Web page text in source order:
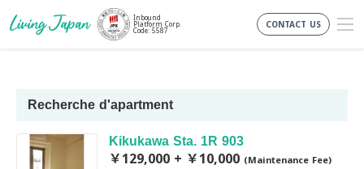
Inbound
Platform Corp.
Code: 5587
CONTACT US
Recherche d'apartment
Kikukawa Sta. 1R 903
￥129,000 + ￥10,000 (Maintenance Fee)